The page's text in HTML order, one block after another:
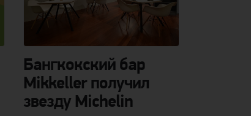
Бангкокский бар
Mikkeller получил
звезду Michelin